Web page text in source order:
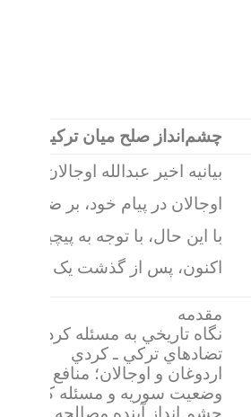
چشم‌انداز صلح میان ترکیه و
بیانیه اخیر عبدالله
اوجالان در پیام خود، بر ضرورت تحکیم روابط برادرانه
با این حال، با توجه به پیچیدگی‌های تاریخی، سیاسی و اجتماعی
اکنون، پس از گذشت یک دهه،
مقدمه
نگاه تاريخي به مسئله کرد در
تضادهاي ترکي ـ کردي
اردوغان و اوجالان؛ منافع
وضعیت سوریه و مسئله کردی